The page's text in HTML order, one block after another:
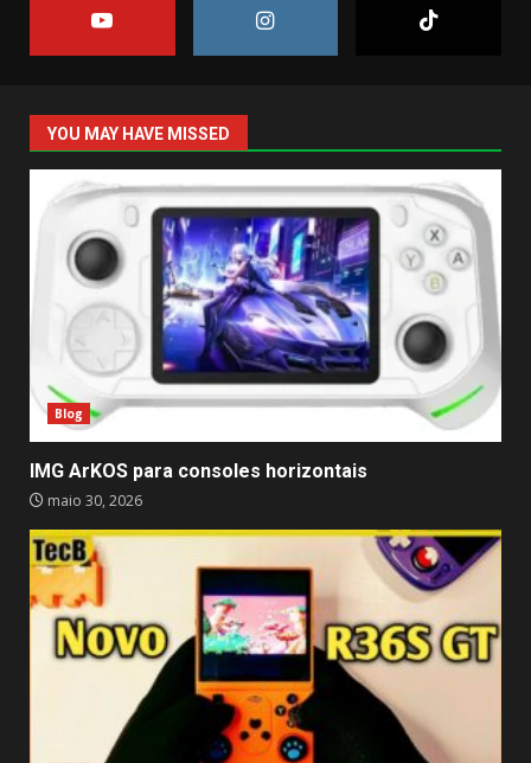
YOU MAY HAVE MISSED
Blog
IMG ArKOS para consoles horizontais
maio 30, 2026